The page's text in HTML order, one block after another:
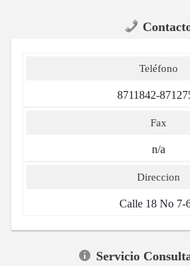
Teléfono
8711842-
Fax
n/a
Direccion
Calle 18 No 7-
Servicio